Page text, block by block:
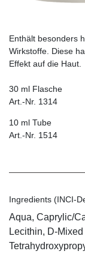
Enthält besonders
Wirkstoffe. Diese
Effekt auf die Haut.
30 ml Flasche
Art.-Nr. 1314
10 ml Tube
Art.-Nr. 1514
Ingredients (INCI-
Aqua, Caprylic/
Lecithin, D-